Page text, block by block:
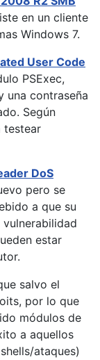
en un cliente
Windows 7.
User Code
PSExec,
una contraseña
Según
testear
DoS
pero se
a que su
estar
salvo el
por lo que
módulos de
a aquellos
ataques)